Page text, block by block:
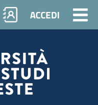
ACCEDI